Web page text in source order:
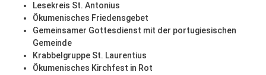
Lesekreis St. Antonius
Ökumenisches Friedensgebet
Gemeinsamer Gottesdienst mit der portugiesischen
Gemeinde
Krabbelgruppe St. Laurentius
Ökumenisches Kirchfest in Rot